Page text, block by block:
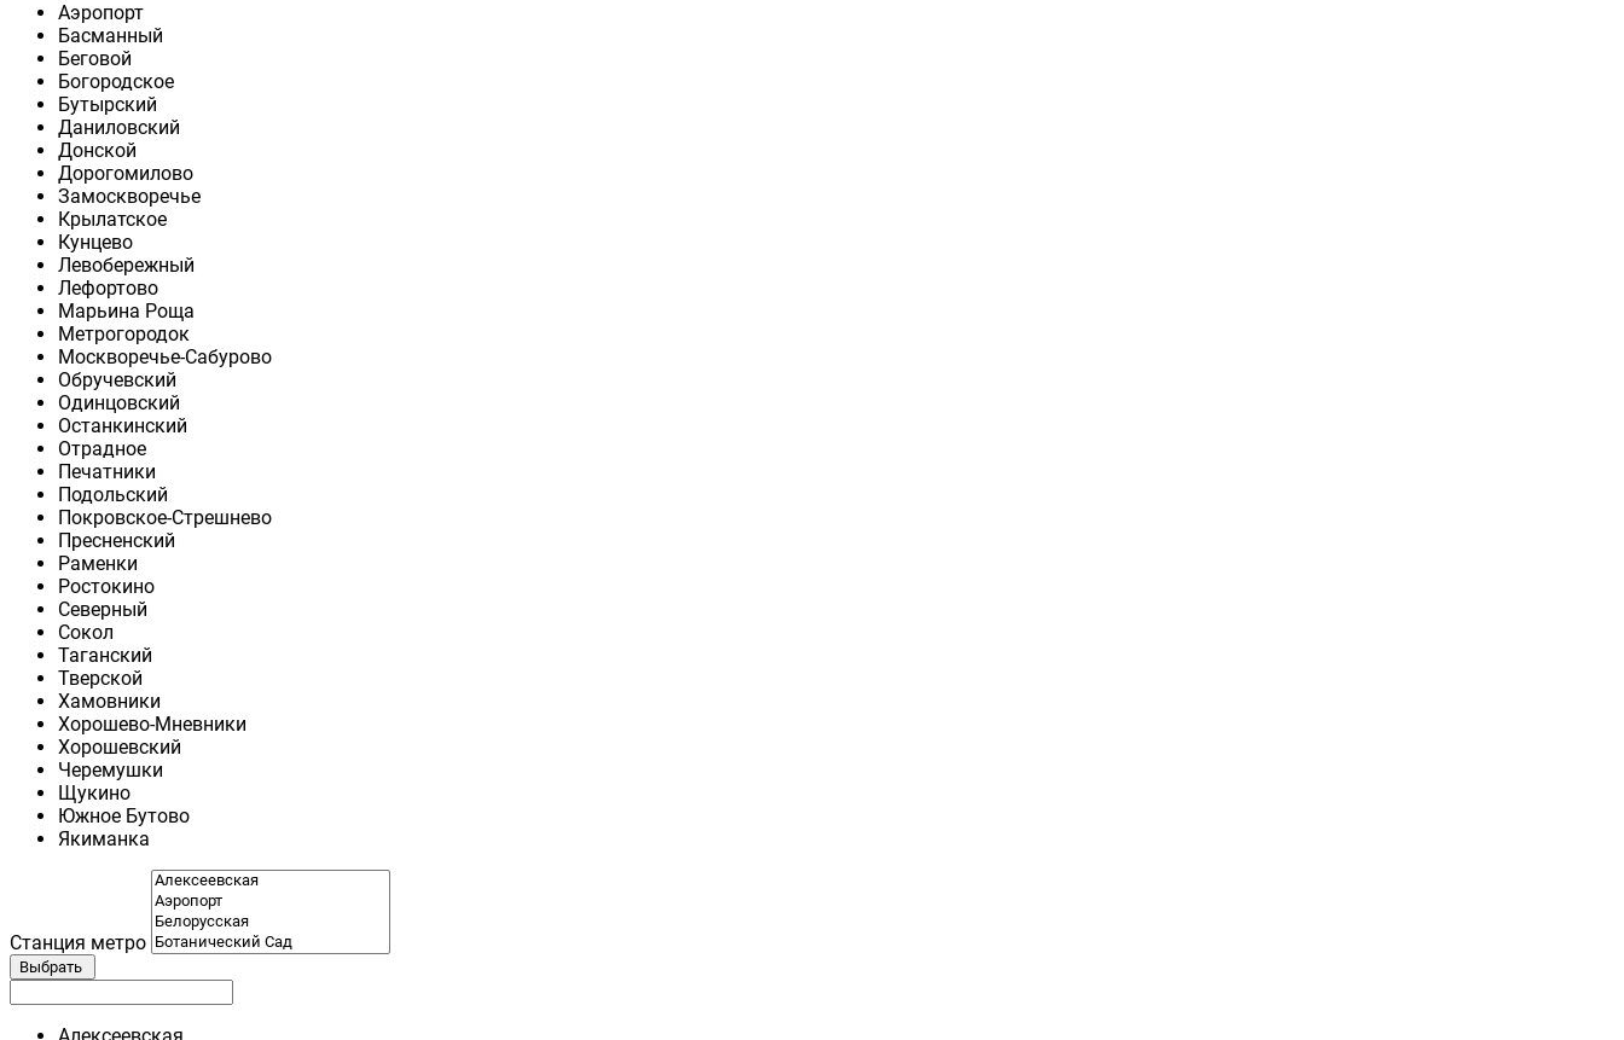
Аэропорт
Басманный
Беговой
Богородское
Бутырский
Даниловский
Донской
Дорогомилово
Замоскворечье
Крылатское
Кунцево
Левобережный
Лефортово
Марьина Роща
Метрогородок
Москворечье-Сабурово
Обручевский
Одинцовский
Останкинский
Отрадное
Печатники
Подольский
Покровское-Стрешнево
Пресненский
Раменки
Ростокино
Северный
Сокол
Таганский
Тверской
Хамовники
Хорошево-Мневники
Хорошевский
Черемушки
Щукино
Южное Бутово
Якиманка
Станция метро
Выбрать